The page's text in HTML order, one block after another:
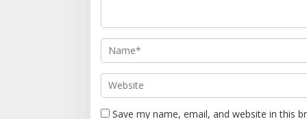
Save my name, email, and website in this